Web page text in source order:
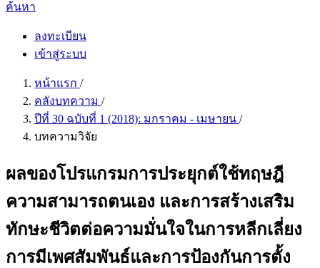
ค้นหา
ลงทะเบียน
เข้าสู่ระบบ
หน้าแรก /
คลังบทความ /
ปีที่ 30 ฉบับที่ 1 (2018): มกราคม - เมษายน /
บทความวิจัย
ผลของโปรแกรมการประยุกต์ใช้ทฤษฎี
ความสามารถตนเอง และการสร้างเสริม
ทักษะชีวิตต่อความมั่นใจในการหลีกเลี่ยง
การมีเพศสัมพันธ์และการป้องกันการตั้ง